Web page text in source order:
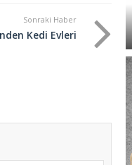
Sonraki Haber
Kedi Evleri